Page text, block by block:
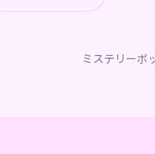
ミステリーボ